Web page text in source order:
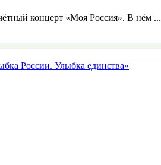
концерт «Моя Россия». В нём ...